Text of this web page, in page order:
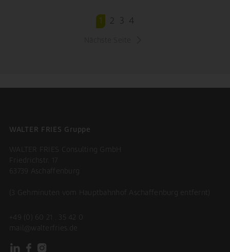
1 2 3 4
WALTER FRIES Gruppe
WALTER FRIES Consulting GmbH
Friedrichstr. 17
63739 Aschaffenburg
(3 Gehminuten vom Hauptbahnhof Aschaffenburg entfernt)
+49 (0) 60 21 . 35 42 0
mail@walterfries.de